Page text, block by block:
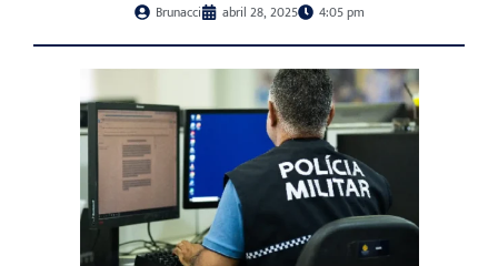
Brunacci abril 28, 2025 4:05 pm